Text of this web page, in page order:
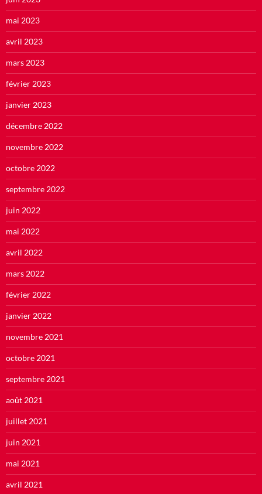
mai 2023
avril 2023
mars 2023
février 2023
janvier 2023
décembre 2022
novembre 2022
octobre 2022
septembre 2022
juin 2022
mai 2022
avril 2022
mars 2022
février 2022
janvier 2022
novembre 2021
octobre 2021
septembre 2021
août 2021
juillet 2021
juin 2021
mai 2021
avril 2021